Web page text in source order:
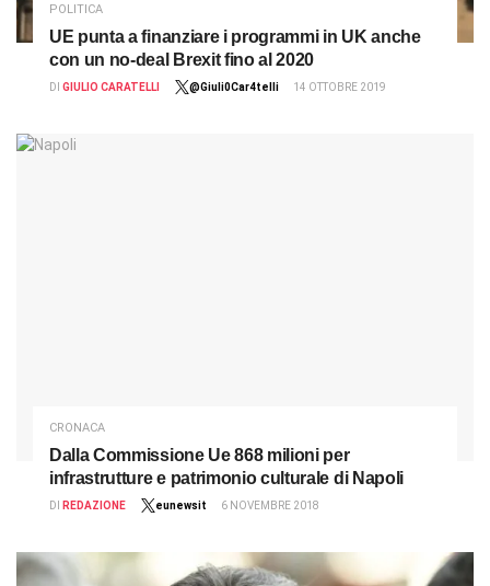
POLITICA
UE punta a finanziare i programmi in UK anche
con un no-deal Brexit fino al 2020
DI GIULIO CARATELLI @Giuli0Car4telli 14 OTTOBRE 2019
CRONACA
Dalla Commissione Ue 868 milioni per
infrastrutture e patrimonio culturale di Napoli
DI REDAZIONE eunewsit 6 NOVEMBRE 2018